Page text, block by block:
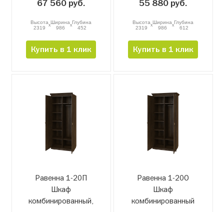
67 560 руб.
Высота
2319
xШирина
986
xГлубина
452
Купить в 1 клик
55 880 руб.
Высота
2319
xШирина
986
xГлубина
612
Купить в 1 клик
Равенна 1-20П
Шкаф
комбинированный,
Равенна 1-20О
Шкаф
комбинированный